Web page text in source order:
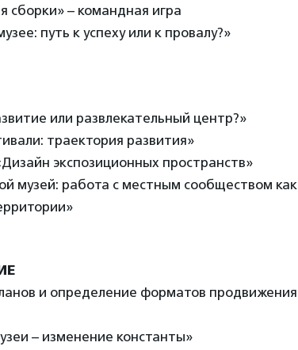
сборки» – командная игра
путь к успеху или к провалу?»
или развлекательный центр?»
траектория развития»
экспозиционных пространств»
музей: работа с местным сообществом как
и определение форматов продвижения
– изменение константы»